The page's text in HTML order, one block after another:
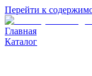
Перейти к
Главная
Каталог